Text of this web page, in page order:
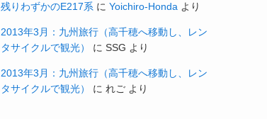
残りわずかのE217系 に Yoichiro-Honda より
2013年3月：九州旅行（高千穂へ移動し、レン
タサイクルで観光）
に SSG より
2013年3月：九州旅行（高千穂へ移動し、レン
タサイクルで観光）
に れご より